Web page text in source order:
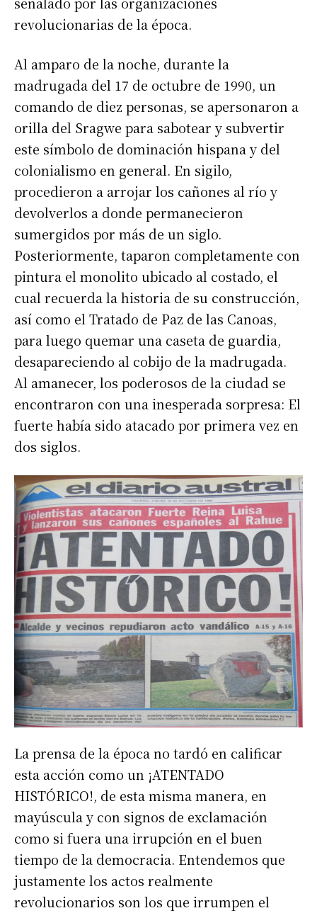
revolucionarias de la época.
Al amparo de la noche, durante la
madrugada del 17 de octubre de 1990, un
comando de diez personas, se apersonaron a
orilla del Sragwe para sabotear y subvertir
este símbolo de dominación hispana y del
colonialismo en general. En sigilo,
procedieron a arrojar los cañones al río y
devolverlos a donde permanecieron
sumergidos por más de un siglo.
Posteriormente, taparon completamente con
pintura el monolito ubicado al costado, el
cual recuerda la historia de su construcción,
así como el Tratado de Paz de las Canoas,
para luego quemar una caseta de guardia,
desapareciendo al cobijo de la madrugada.
Al amanecer, los poderosos de la ciudad se
encontraron con una inesperada sorpresa: El
fuerte había sido atacado por primera vez en
dos siglos.
La prensa de la época no tardó en calificar
esta acción como un ¡ATENTADO
HISTÓRICO!, de esta misma manera, en
mayúscula y con signos de exclamación
como si fuera una irrupción en el buen
tiempo de la democracia. Entendemos que
justamente los actos realmente
revolucionarios son los que irrumpen el